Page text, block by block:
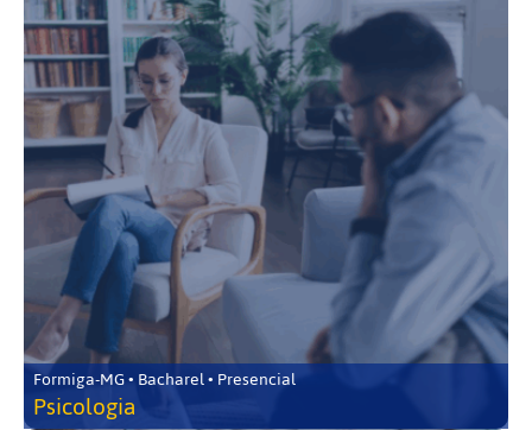
Formiga-MG • Bacharel • Presencial
Psicologia